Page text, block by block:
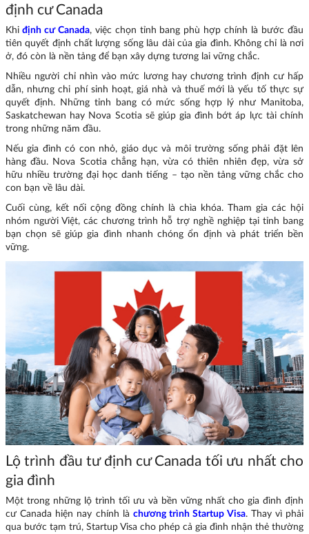
định cư Canada
Khi định cư Canada, việc chọn tỉnh bang phù hợp chính là bước đầu
tiên quyết định chất lượng sống lâu dài của gia đình. Không chỉ là nơi
ở, đó còn là nền tảng để bạn xây dựng tương lai vững chắc.
Nhiều người chỉ nhìn vào mức lương hay chương trình định cư hấp
dẫn, nhưng chi phí sinh hoạt, giá nhà và thuế mới là yếu tố thực sự
quyết định. Những tỉnh bang có mức sống hợp lý như Manitoba,
Saskatchewan hay Nova Scotia sẽ giúp gia đình bớt áp lực tài chính
trong những năm đầu.
Nếu gia đình có con nhỏ, giáo dục và môi trường sống phải đặt lên
hàng đầu. Nova Scotia chẳng hạn, vừa có thiên nhiên đẹp, vừa sở
hữu nhiều trường đại học danh tiếng – tạo nền tảng vững chắc cho
con bạn về lâu dài.
Cuối cùng, kết nối cộng đồng chính là chìa khóa. Tham gia các hội
nhóm người Việt, các chương trình hỗ trợ nghề nghiệp tại tỉnh bang
bạn chọn sẽ giúp gia đình nhanh chóng ổn định và phát triển bền
vững.
Lộ trình đầu tư định cư Canada tối ưu nhất cho
gia đình
Một trong những lộ trình tối ưu và bền vững nhất cho gia đình định
cư Canada hiện nay chính là chương trình Startup Visa. Thay vì phải
qua bước tạm trú, Startup Visa cho phép cả gia đình nhận thẻ thường